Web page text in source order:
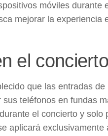
móviles durante
mejorar la experiencia
el
que las entradas de
teléfonos en fundas
el concierto y solo
aplicará exclusivamente